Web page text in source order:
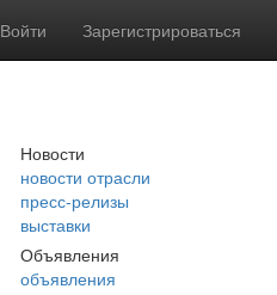
Войти Зарегистрироваться
Новости
новости отрасли
пресс-релизы
выставки
Объявления
объявления